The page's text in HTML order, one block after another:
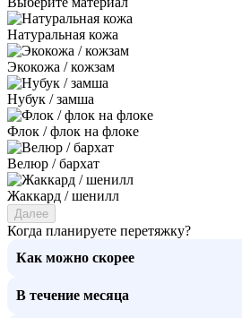
Натуральная кожа
Экокожа / кожзам
Нубук / замша
Флок / флок на флоке
Велюр / бархат
Жаккард / шенилл
Далее
Когда планируете перетяжку?
Как можно скорее
В течение месяца